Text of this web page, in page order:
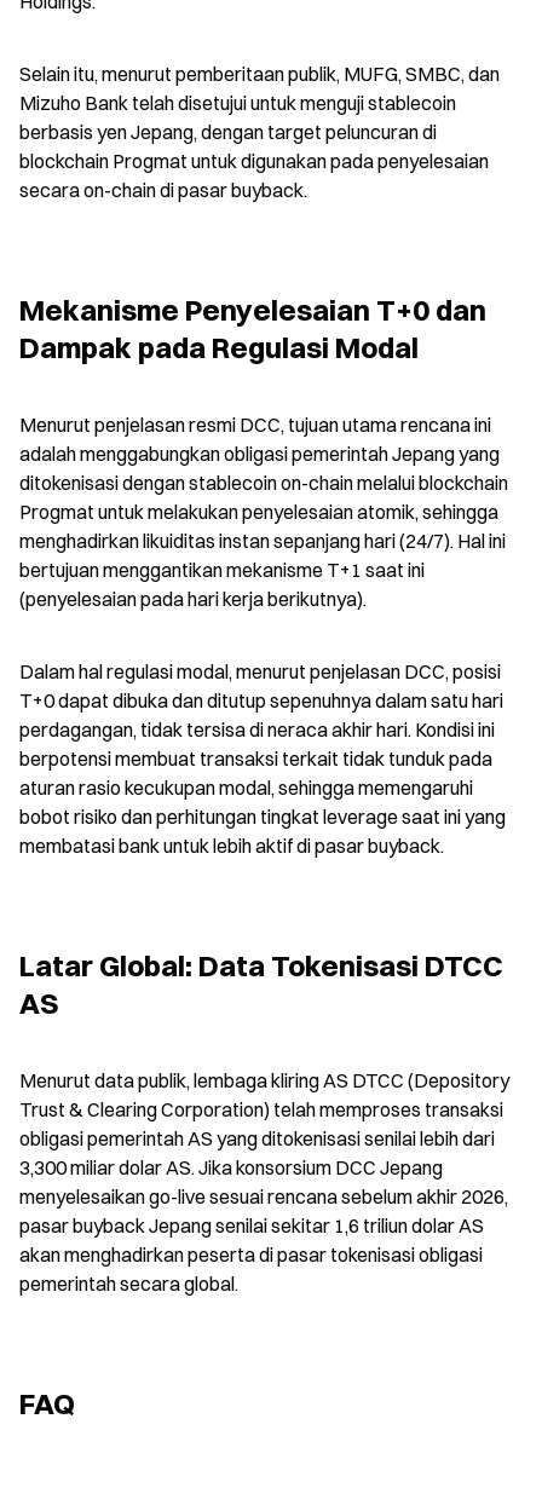
Selain itu, menurut pemberitaan publik, MUFG, SMBC, dan
Mizuho Bank telah disetujui untuk menguji stablecoin
berbasis yen Jepang, dengan target peluncuran di
blockchain Progmat untuk digunakan pada penyelesaian
secara on-chain di pasar buyback.
Mekanisme Penyelesaian T+0 dan
Dampak pada Regulasi Modal
Menurut penjelasan resmi DCC, tujuan utama rencana ini
adalah menggabungkan obligasi pemerintah Jepang yang
ditokenisasi dengan stablecoin on-chain melalui blockchain
Progmat untuk melakukan penyelesaian atomik, sehingga
menghadirkan likuiditas instan sepanjang hari (24/7). Hal ini
bertujuan menggantikan mekanisme T+1 saat ini
(penyelesaian pada hari kerja berikutnya).
Dalam hal regulasi modal, menurut penjelasan DCC, posisi
T+0 dapat dibuka dan ditutup sepenuhnya dalam satu hari
perdagangan, tidak tersisa di neraca akhir hari. Kondisi ini
berpotensi membuat transaksi terkait tidak tunduk pada
aturan rasio kecukupan modal, sehingga memengaruhi
bobot risiko dan perhitungan tingkat leverage saat ini yang
membatasi bank untuk lebih aktif di pasar buyback.
Latar Global: Data Tokenisasi DTCC
AS
Menurut data publik, lembaga kliring AS DTCC (Depository
Trust & Clearing Corporation) telah memproses transaksi
obligasi pemerintah AS yang ditokenisasi senilai lebih dari
3,300 miliar dolar AS. Jika konsorsium DCC Jepang
menyelesaikan go-live sesuai rencana sebelum akhir 2026,
pasar buyback Jepang senilai sekitar 1,6 triliun dolar AS
akan menghadirkan peserta di pasar tokenisasi obligasi
pemerintah secara global.
FAQ